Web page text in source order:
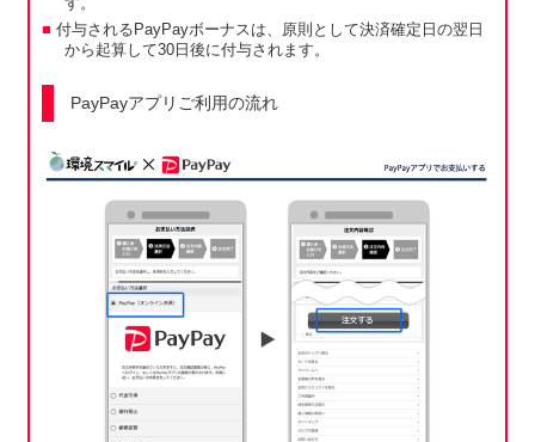
す。
付与されるPayPayボーナスは、原則として決済確定日の翌日
から起算して30日後に付与されます。
PayPayアプリご利用の流れ